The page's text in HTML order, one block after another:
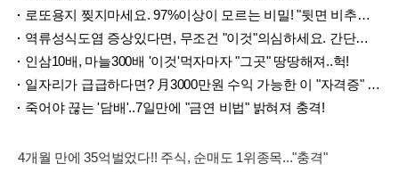
로또용지 찢지마세요. 97%이상이 모르는 비밀! "뒷면 비추면 번호 보인다!?"
역류성식도염 증상있다면, 무조건 "이것"의심하세요. 간단치료법 나왔다!
인삼10배, 마늘300배 '이것'먹자마자 "그곳" 땅땅해져..헉!
일자리가 급급하다면? 月3000만원 수익 가능한 이 "자격증" 주목받고 있어..
죽어야 끊는 '담배'..7일만에 "금연 비법" 밝혀져 충격!
4개월 만에 35억벌었다!! 주식, 순매도 1위종목..."충격"